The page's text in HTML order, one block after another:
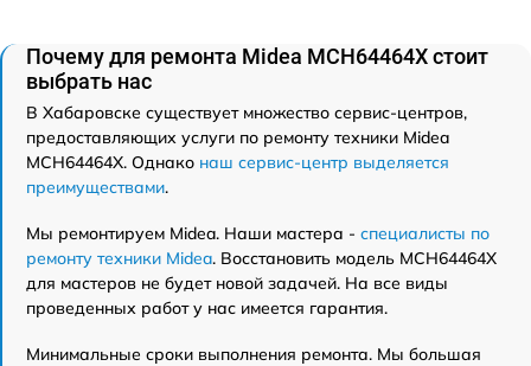
Почему для ремонта Midea MCH64464X стоит
выбрать нас
В Хабаровске существует множество сервис-центров,
предоставляющих услуги по ремонту техники Midea
MCH64464X. Однако наш сервис-центр выделяется
преимуществами.
Мы ремонтируем Midea. Наши мастера - специалисты по
ремонту техники Midea. Восстановить модель MCH64464X
для мастеров не будет новой задачей. На все виды
проведенных работ у нас имеется гарантия.
Минимальные сроки выполнения ремонта. Мы большая